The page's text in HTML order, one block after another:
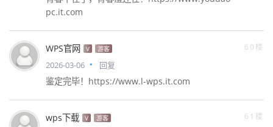
pc.it.com
WPS官网 V 游客 60楼
2026-03-06 回复
鉴定完毕！https://www.l-wps.it.com
wps下载 V 游客 61楼